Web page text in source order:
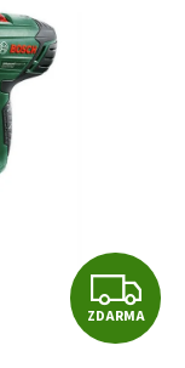
Z
D
ZDARMA